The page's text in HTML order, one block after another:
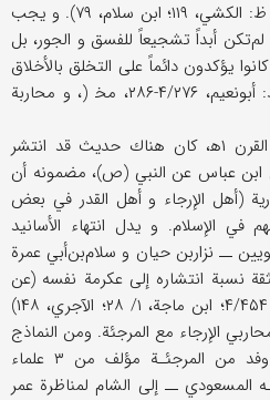
حتـى لـدى الشيعـة و المحكمة، ظ: الكشي، ۱۱۹؛ ابن سلام، ۷۹). و يجب
لم‌تكن أبداً تشجيعاً للفسق و الجور، بل
يؤكدون دائماً على التخلق بالأخلاق
الحسنة في البعد الفردي (مثلاً ظ: أبونعيم، ۴/۲۷۶-۲۸۶، مخ‍ (، و محاربة
و مما يجدر ذكره أنه في أواخر القرن ۱ه‍، كان هناك حديث قد انتشر
۱۰۴ه‍) عن طريق ابن عباس عن النبي (ص)، مضمونه أن
(أهل الإرجاء و أهل القدر في بعض
الإسلام. و يدل انتهاء الأسانيد
ــ نزار‌‌بن‌ حيان و سلام‌‌بن‌‌أبي عمرة
نسبة انتشاره إلى عكرمة نفسه (عن
أسانيده، ظ: سلام، ۱۱۹؛ الترمذي، ۴/۴۵۴؛ ابن ماجة، ۱/ ۲۸؛ الآجري، ۱۴۸)
الإرجاء مع المرجئة. ومن النماذج
المسجلة لهذه المجادلات، سفر وفد من المرجئـة مؤلف من ۳ علماء
المسعودي ــ إلى الشام لمناظرة عمر